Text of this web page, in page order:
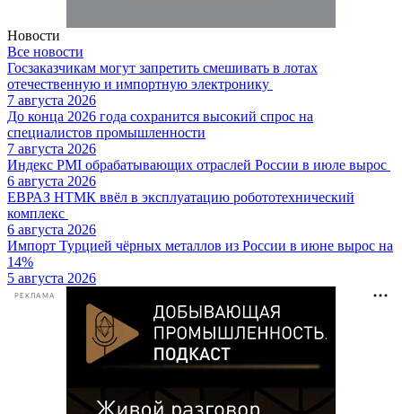
Новости
Все новости
Госзаказчикам могут запретить смешивать в лотах
отечественную и импортную электронику
7 августа 2026
До конца 2026 года сохранится высокий спрос на
специалистов промышленности
7 августа 2026
Индекс PMI обрабатывающих отраслей России в июле вырос
6 августа 2026
ЕВРАЗ НТМК ввёл в эксплуатацию робототехнический
комплекс
6 августа 2026
Импорт Турцией чёрных металлов из России в июне вырос на
14%
5 августа 2026
РЕКЛАМА